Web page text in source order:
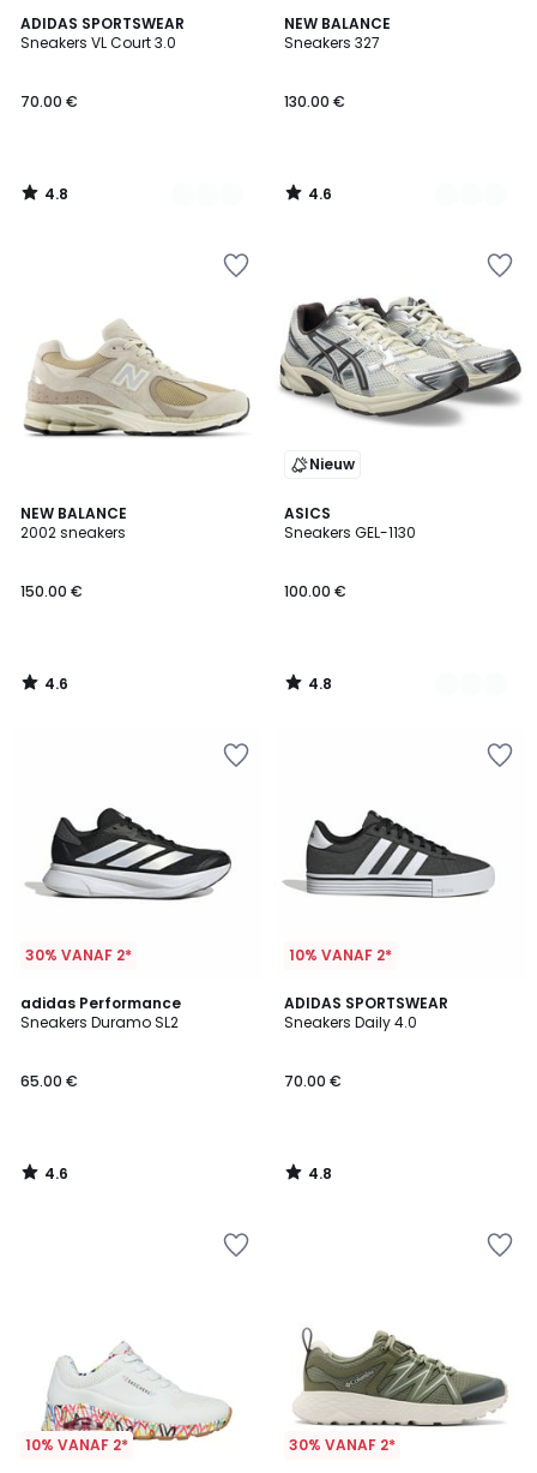
ADIDAS SPORTSWEAR
Sneakers VL Court 3.0
70.00 €
4.8
/ 5
2
Kleuren
4.8
/
NEW BALANCE
Sneakers 327
130.00 €
4.6
/ 5
2
Kleuren
4.6
/
NEW BALANCE
2002 sneakers
150.00 €
4.6
/ 5
4.6
/
Nieuw
ASICS
Sneakers GEL-1130
100.00 €
4.8
/ 5
3
Kleuren
4.8
/
30% VANAF 2*
adidas Performance
Sneakers Duramo SL2
65.00 €
4.6
/ 5
4.6
/
10% VANAF 2*
ADIDAS SPORTSWEAR
Sneakers Daily 4.0
70.00 €
4.8
/ 5
4.8
/
10% VANAF 2* 30% VANAF 2*